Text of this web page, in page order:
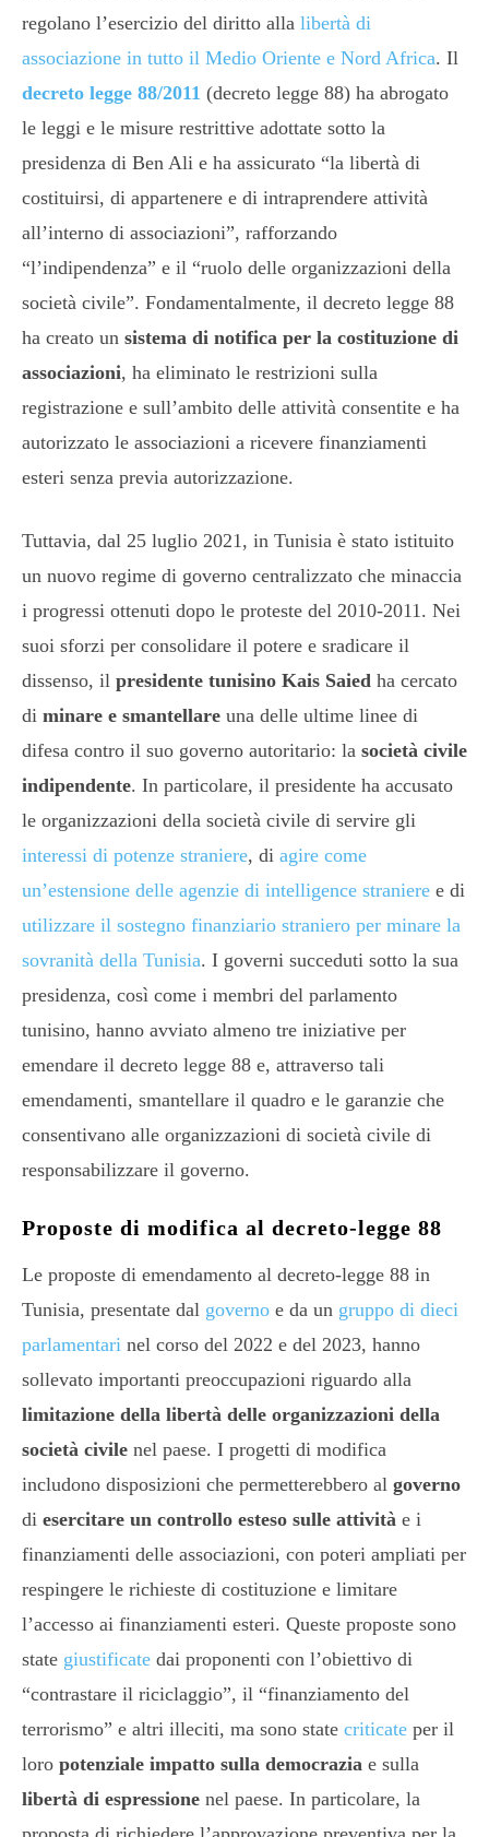
regolano l’esercizio del diritto alla libertà di
associazione in tutto il Medio Oriente e Nord Africa. Il
decreto legge 88/2011 (decreto legge 88) ha abrogato
le leggi e le misure restrittive adottate sotto la
presidenza di Ben Ali e ha assicurato “la libertà di
costituirsi, di appartenere e di intraprendere attività
all’interno di associazioni”, rafforzando
“l’indipendenza” e il “ruolo delle organizzazioni della
società civile”. Fondamentalmente, il decreto legge 88
ha creato un sistema di notifica per la costituzione di
associazioni, ha eliminato le restrizioni sulla
registrazione e sull’ambito delle attività consentite e ha
autorizzato le associazioni a ricevere finanziamenti
esteri senza previa autorizzazione.
Tuttavia, dal 25 luglio 2021, in Tunisia è stato istituito
un nuovo regime di governo centralizzato che minaccia
i progressi ottenuti dopo le proteste del 2010-2011. Nei
suoi sforzi per consolidare il potere e sradicare il
dissenso, il presidente tunisino Kais Saied ha cercato
di minare e smantellare una delle ultime linee di
difesa contro il suo governo autoritario: la società civile
indipendente. In particolare, il presidente ha accusato
le organizzazioni della società civile di servire gli
interessi di potenze straniere, di agire come
un’estensione delle agenzie di intelligence straniere e di
utilizzare il sostegno finanziario straniero per minare la
sovranità della Tunisia. I governi succeduti sotto la sua
presidenza, così come i membri del parlamento
tunisino, hanno avviato almeno tre iniziative per
emendare il decreto legge 88 e, attraverso tali
emendamenti, smantellare il quadro e le garanzie che
consentivano alle organizzazioni di società civile di
responsabilizzare il governo.
Proposte di modifica al decreto-legge 88
Le proposte di emendamento al decreto-legge 88 in
Tunisia, presentate dal governo e da un gruppo di dieci
parlamentari nel corso del 2022 e del 2023, hanno
sollevato importanti preoccupazioni riguardo alla
limitazione della libertà delle organizzazioni della
società civile nel paese. I progetti di modifica
includono disposizioni che permetterebbero al governo
di esercitare un controllo esteso sulle attività e i
finanziamenti delle associazioni, con poteri ampliati per
respingere le richieste di costituzione e limitare
l’accesso ai finanziamenti esteri. Queste proposte sono
state giustificate dai proponenti con l’obiettivo di
“contrastare il riciclaggio”, il “finanziamento del
terrorismo” e altri illeciti, ma sono state criticate per il
loro potenziale impatto sulla democrazia e sulla
libertà di espressione nel paese. In particolare, la